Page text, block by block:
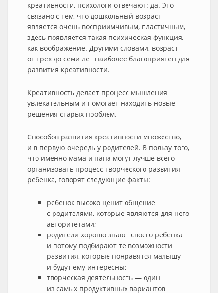
креативности, психологи отвечают: да. Это
связано с тем, что дошкольный возраст
является очень восприимчивым, пластичным,
здесь появляется такая психическая функция,
как воображение. Другими словами, возраст
от трех до семи лет наиболее благоприятен для
развития креативности.
Креативность делает процесс мышления
увлекательным и помогает находить новые
решения старых проблем.
Способов развития креативности множество,
и в первую очередь у родителей. В пользу того,
что именно мама и папа могут лучше всего
организовать процесс творческого развития
ребенка, говорят следующие факты:
ребенок высоко ценит общение
с родителями, которые являются для него
авторитетами;
родители хорошо знают своего ребенка
и потому подбирают те возможности
развития, которые понравятся малышу
и будут ему интересны;
творческая деятельность — один
из самых продуктивных вариантов